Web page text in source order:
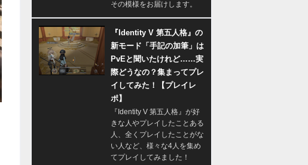
その模様をお届けします。
『Identity V 第五人格』の
新モード「手記の加筆」は
PvEと聞いたけれど……実
際どうなの？集まってプレ
イしてみた！【プレイレ
ポ】
『Identity V 第五人格』が好
きな人やプレイしたことある
人、全くプレイしたことがな
い人など、様々な4人を集め
てプレイしてみました！